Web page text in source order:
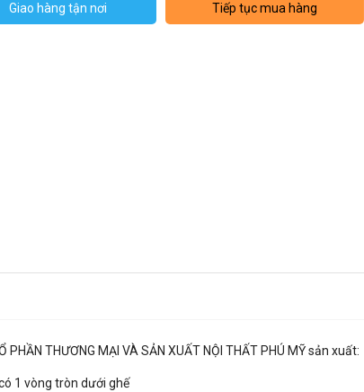
Giao hàng tận nơi Tiếp tục mua hàng
PHẦN THƯƠNG MẠI VÀ SẢN XUẤT NỘI THẤT PHÚ MỸ sản xuất:
1 vòng tròn dưới ghế